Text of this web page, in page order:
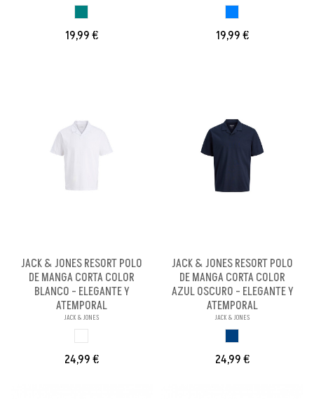
19,99 € 19,99 €
JACK & JONES RESORT POLO
DE MANGA CORTA COLOR
BLANCO - ELEGANTE Y
ATEMPORAL
JACK & JONES
24,99 €
JACK & JONES RESORT POLO
DE MANGA CORTA COLOR
AZUL OSCURO - ELEGANTE Y
ATEMPORAL
JACK & JONES
24,99 €